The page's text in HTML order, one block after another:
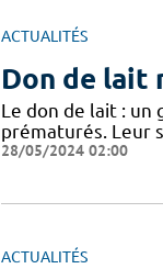
ACTUALITÉS
Don de lait
Le don de lait : un
prématurés. Leur
28/05/2024 02:00
ACTUALITÉS